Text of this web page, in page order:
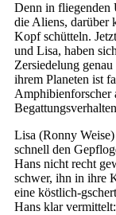
Denn in fliegenden
die Aliens, darüber
Kopf schütteln.
und Lisa, haben
Zersiedelung
ihrem Planeten ist
Amphibienforscher
Lisa (Ronny
schnell den
Hans nicht recht
schwer, ihn in ihre
eine köstlich-
Hans klar